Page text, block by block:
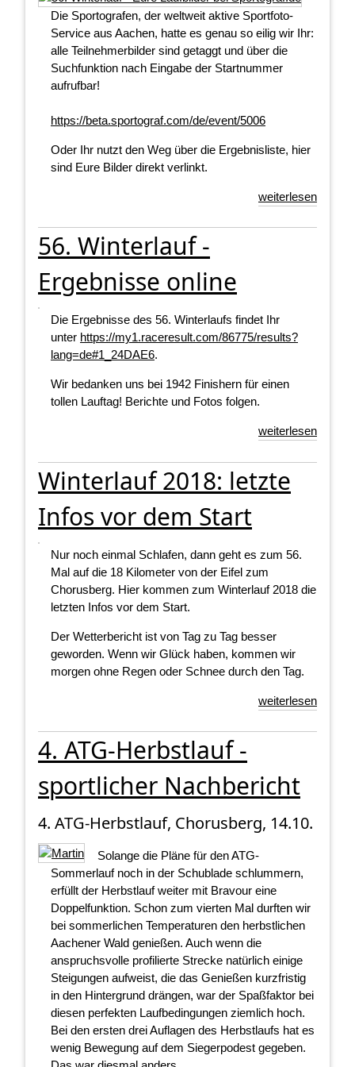
Die Sportografen, der weltweit aktive Sportfoto-
Service aus Aachen, hatte es genau so eilig wir Ihr:
alle Teilnehmerbilder sind getaggt und über die
Suchfunktion nach Eingabe der Startnummer
aufrufbar!
https://beta.sportograf.com/de/event/5006
Oder Ihr nutzt den Weg über die Ergebnisliste, hier
sind Eure Bilder direkt verlinkt.
weiterlesen
56. Winterlauf -
Ergebnisse online
Die Ergebnisse des 56. Winterlaufs findet Ihr
unter https://my1.raceresult.com/86775/results?
lang=de#1_24DAE6.
Wir bedanken uns bei 1942 Finishern für einen
tollen Lauftag! Berichte und Fotos folgen.
weiterlesen
Winterlauf 2018: letzte
Infos vor dem Start
Nur noch einmal Schlafen, dann geht es zum 56.
Mal auf die 18 Kilometer von der Eifel zum
Chorusberg. Hier kommen zum Winterlauf 2018 die
letzten Infos vor dem Start.
Der Wetterbericht ist von Tag zu Tag besser
geworden. Wenn wir Glück haben, kommen wir
morgen ohne Regen oder Schnee durch den Tag.
weiterlesen
4. ATG-Herbstlauf -
sportlicher Nachbericht
4. ATG-Herbstlauf, Chorusberg, 14.10.
Solange die Pläne für den ATG-
Sommerlauf noch in der Schublade schlummern,
erfüllt der Herbstlauf weiter mit Bravour eine
Doppelfunktion. Schon zum vierten Mal durften wir
bei sommerlichen Temperaturen den herbstlichen
Aachener Wald genießen. Auch wenn die
anspruchsvolle profilierte Strecke natürlich einige
Steigungen aufweist, die das Genießen kurzfristig
in den Hintergrund drängen, war der Spaßfaktor bei
diesen perfekten Laufbedingungen ziemlich hoch.
Bei den ersten drei Auflagen des Herbstlaufs hat es
wenig Bewegung auf dem Siegerpodest gegeben.